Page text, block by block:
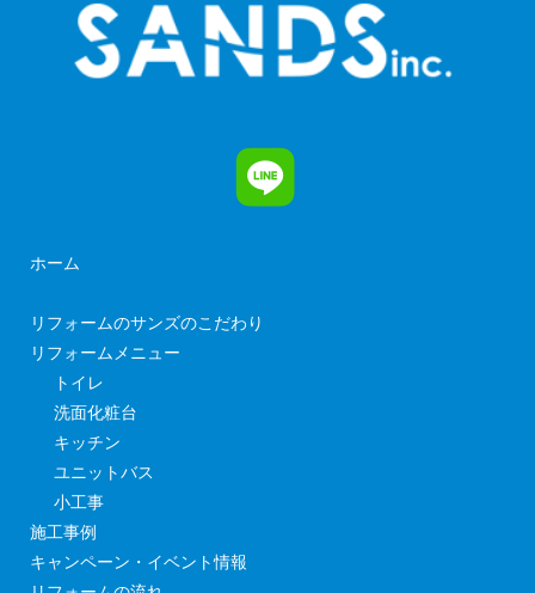
ホーム
リフォームのサンズのこだわり
リフォームメニュー
トイレ
洗面化粧台
キッチン
ユニットバス
小工事
施工事例
キャンペーン・イベント情報